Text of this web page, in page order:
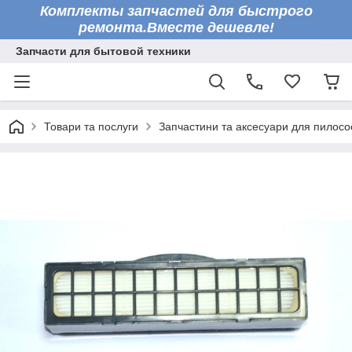
Комплекты запчастей для быстрого
ремонта.Вместе дешевле!
Запчасти для бытовой техники
Товари та послуги Запчастини та аксесуари для